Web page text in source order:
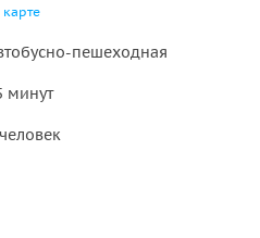
пешеходная
минут